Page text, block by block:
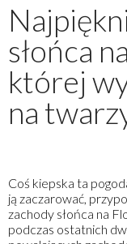
słońca
której
na
Coś kiepska ta
ją zaczarować,
zachody słońca na
podczas ostatnich